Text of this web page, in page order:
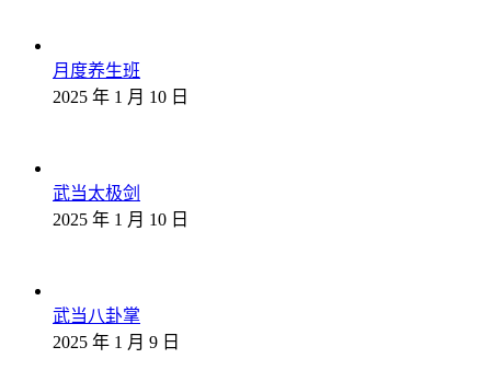
月度养生班
2025 年 1 月 10 日
武当太极剑
2025 年 1 月 10 日
武当八卦掌
2025 年 1 月 9 日